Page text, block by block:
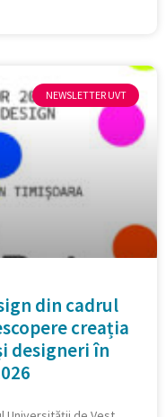
NEWSLETTER UVT
din cadrul
creația
designeri în